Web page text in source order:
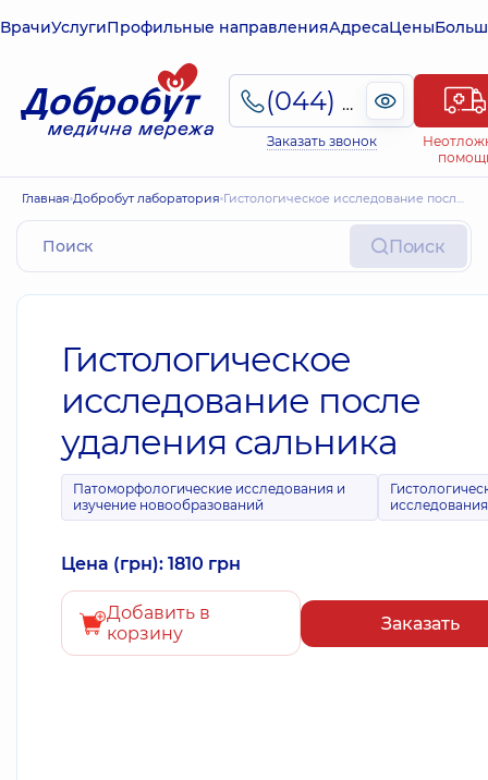
ВрачиУслугиПрофильные направленияАдресаЦены
(044) 495-2-888
Заказать звонок
Главная Добробут лаборатория Гистологическое исследование после удаления сальника
Поиск
Гистологическое
исследование после
удаления сальника
Патоморфологические исследования и
изучение новообразований
исследования
Цена (грн): 1810 грн
Добавить в
корзину
Заказать